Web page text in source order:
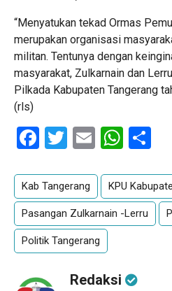
“Menyatukan tekad Ormas
merupakan organisasi
militan. Tentunya dengan
masyarakat, Zulkarnain dan
Pilkada Kabupaten Tangerang
(rls)
Facebook
Twitter
Email
Kab Tangerang KPU
Pasangan Zulkarnain -Lerru
Politik Tangerang
Redaksi